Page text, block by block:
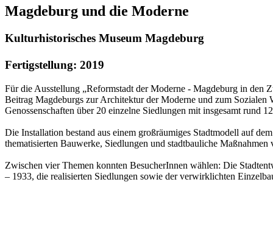
Magdeburg und die Moderne
Kulturhistorisches Museum Magdeburg
Fertigstellung: 2019
Für die Ausstellung „Reformstadt der Moderne - Magdeburg in den
Beitrag Magdeburgs zur Architektur der Moderne und zum
Genossenschaften über 20 einzelne Siedlungen mit insgesamt rund
Die Installation bestand aus einem großräumiges Stadtmodell auf
thematisierten Bauwerke, Siedlungen und stadtbauliche
Zwischen vier Themen konnten BesucherInnen wählen: Die
– 1933, die realisierten Siedlungen sowie der verwirklichten